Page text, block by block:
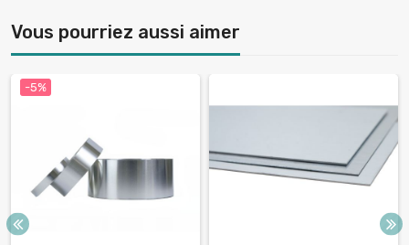
Vous pourriez aussi aimer
-5%